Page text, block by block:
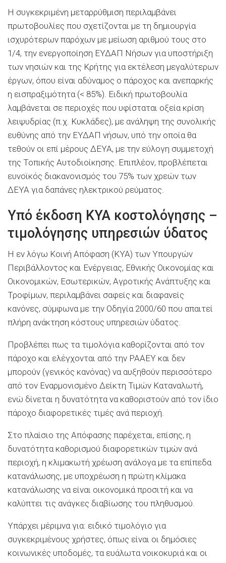
Η συγκεκριμένη μεταρρύθμιση περιλαμβάνει
πρωτοβουλίες που σχετίζονται με τη δημιουργία
ισχυρότερων παρόχων με μείωση αριθμού τους στο
1/4, την ενεργοποίηση ΕΥΔΑΠ Νήσων για υποστήριξη
των νησιών και της Κρήτης για εκτέλεση μεγαλύτερων
έργων, όπου είναι αδύναμος ο πάροχος και ανεπαρκής
η εισπραξιμότητα (< 85%). Ειδική πρωτοβουλία
λαμβάνεται σε περιοχές που υφίσταται οξεία κρίση
λειψυδρίας (π.χ. Κυκλάδες), με ανάληψη της συνολικής
ευθύνης από την ΕΥΔΑΠ νήσων, υπό την οποία θα
τεθούν οι επί μέρους ΔΕΥΑ, με την εύλογη συμμετοχή
της Τοπικής Αυτοδιοίκησης. Επιπλέον, προβλέπεται
ευνοϊκός διακανονισμός του 75% των χρεών των
ΔΕΥΑ για δαπάνες ηλεκτρικού ρεύματος.
Υπό έκδοση ΚΥΑ κοστολόγησης –
τιμολόγησης υπηρεσιών ύδατος
Η εν λόγω Κοινή Απόφαση (ΚΥΑ) των Υπουργών
Περιβάλλοντος και Ενέργειας, Εθνικής Οικονομίας και
Οικονομικών, Εσωτερικών, Αγροτικής Ανάπτυξης και
Τροφίμων, περιλαμβάνει σαφείς και διαφανείς
κανόνες, σύμφωνα με την Οδηγία 2000/60 που απαιτεί
πλήρη ανάκτηση κόστους υπηρεσιών ύδατος.
Προβλέπει πως τα τιμολόγια καθορίζονται από τον
πάροχο και ελέγχονται από την ΡΑΑΕΥ και δεν
μπορούν (γενικός κανόνας) να αυξηθούν περισσότερο
από τον Εναρμονισμένο Δείκτη Τιμών Καταναλωτή,
ενώ δίνεται η δυνατότητα να καθοριστούν από τον ίδιο
πάροχο διαφορετικές τιμές ανά περιοχή.
Στο πλαίσιο της Απόφασης παρέχεται, επίσης, η
δυνατότητα καθορισμού διαφορετικών τιμών ανά
περιοχή, η κλιμακωτή χρέωση ανάλογα με τα επίπεδα
κατανάλωσης, με υποχρέωση η πρώτη κλίμακα
κατανάλωσης να είναι οικονομικά προσιτή και να
καλύπτει τις ανάγκες διαβίωσης του πληθυσμού.
Υπάρχει μέριμνα για: ειδικό τιμολόγιο για
συγκεκριμένους χρήστες, όπως είναι οι δημόσιες
κοινωνικές υποδομές, τα ευάλωτα νοικοκυριά και οι